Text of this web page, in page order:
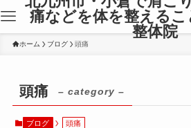
痛などを体を整えるこ
整体院
ホーム ブログ 頭痛
頭痛 – category –
ブログ 頭痛